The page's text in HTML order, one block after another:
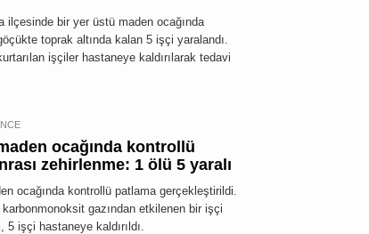
ilçesinde bir yer üstü maden ocağında
toprak altında kalan 5 işçi yaralandı.
işçiler hastaneye kaldırılarak tedavi
ocağında kontrollü
zehirlenme: 1 ölü 5 yaralı
ocağında kontrollü patlama gerçekleştirildi.
karbonmonoksit gazından etkilenen bir işçi
5 işçi hastaneye kaldırıldı.